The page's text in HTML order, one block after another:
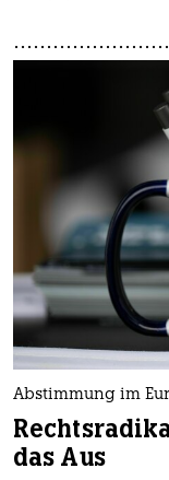
Abstimmung im
das Aus